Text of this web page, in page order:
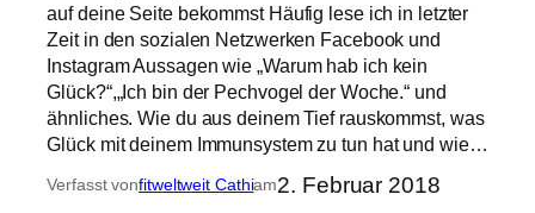
auf deine Seite bekommst Häufig lese ich in letzter
Zeit in den sozialen Netzwerken Facebook und
Instagram Aussagen wie „Warum hab ich kein
Glück?“,„Ich bin der Pechvogel der Woche.“ und
ähnliches. Wie du aus deinem Tief rauskommst, was
Glück mit deinem Immunsystem zu tun hat und wie…
Verfasst vonfitweltweit Cathiam2. Februar 2018